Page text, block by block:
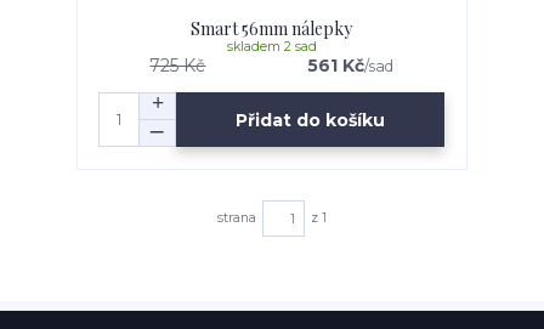
Smart 56mm nálepky
725 Kč 561 Kč/sad
skladem 2 sad
Přidat do košíku
strana z 1